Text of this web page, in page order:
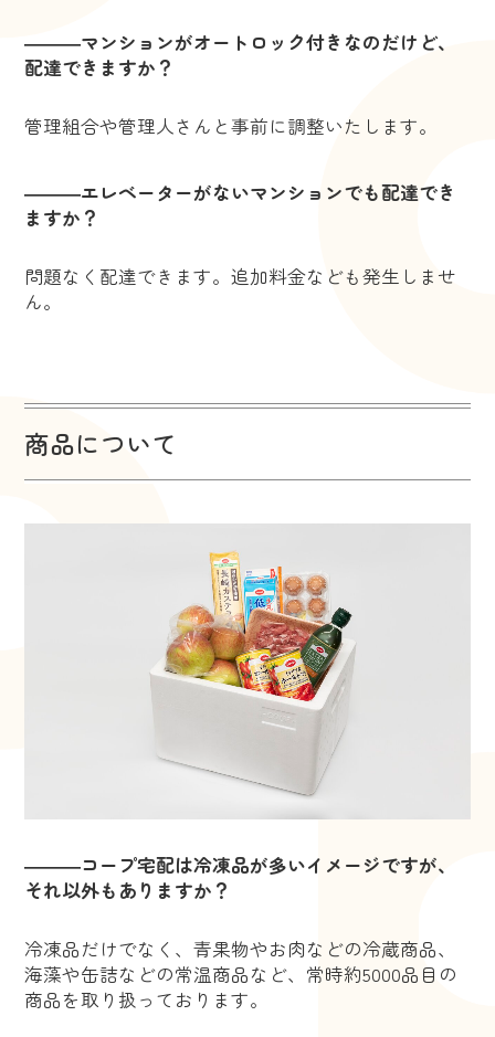
―――マンションがオートロック付きなのだけど、
配達できますか？
管理組合や管理人さんと事前に調整いたします。
―――エレベーターがないマンションでも配達でき
ますか？
問題なく配達できます。追加料金なども発生しませ
ん。
商品について
―――コープ宅配は冷凍品が多いイメージですが、
それ以外もありますか？
冷凍品だけでなく、青果物やお肉などの冷蔵商品、
海藻や缶詰などの常温商品など、常時約5000品目の
商品を取り扱っております。